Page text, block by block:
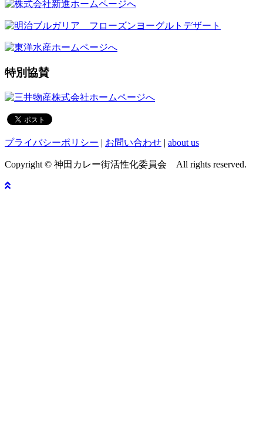
特別協賛
プライバシーポリシー | お問い合わせ | about us
Copyright © 神田カレー街活性化委員会 All rights reserved.